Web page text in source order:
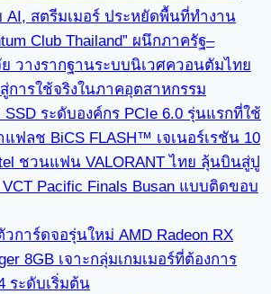
AI, สตรีมเมอร์ ประหยัดพื้นที่ทำงาน
Club Thailand” ผนึกภาครัฐ–
วางรากฐานระบบนิเวศควอนตัมไทย
การใช้จริงในภาคอุตสาหกรรม
SSD ระดับองค์กร PCIe 6.0 รุ่นแรกที่ใช้
ฟลช BiCS FLASH™ เจเนอร์เรชัน 10
ชวนแฟน VALORANT ไทย ลุ้นบินสู่ปู
Pacific Finals Busan แบบติดขอบ
วการ์ดจอรุ่นใหม่ AMD Radeon RX
8GB เจาะกลุ่มเกมเมอร์ที่ต้องการ
ระดับเริ่มต้น